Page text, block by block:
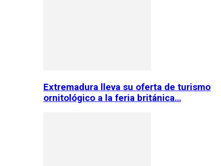
Extremadura lleva su oferta de turismo
ornitológico a la feria británica…